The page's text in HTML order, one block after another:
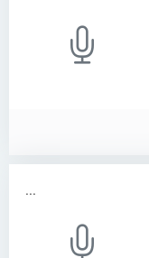
...